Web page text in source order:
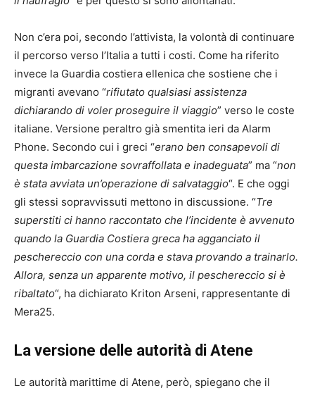
Non c’era poi, secondo l’attivista, la volontà di continuare
il percorso verso l’Italia a tutti i costi. Come ha riferito
invece la Guardia costiera ellenica che sostiene che i
migranti avevano “rifiutato qualsiasi assistenza
dichiarando di voler proseguire il viaggio” verso le coste
italiane. Versione peraltro già smentita ieri da Alarm
Phone. Secondo cui i greci “erano ben consapevoli di
questa imbarcazione sovraffollata e inadeguata” ma “non
è stata avviata un’operazione di salvataggio“. E che oggi
gli stessi sopravvissuti mettono in discussione. “Tre
superstiti ci hanno raccontato che l’incidente è avvenuto
quando la Guardia Costiera greca ha agganciato il
peschereccio con una corda e stava provando a trainarlo.
Allora, senza un apparente motivo, il peschereccio si è
ribaltato“, ha dichiarato Kriton Arseni, rappresentante di
Mera25.
La versione delle autorità di Atene
Le autorità marittime di Atene, però, spiegano che il